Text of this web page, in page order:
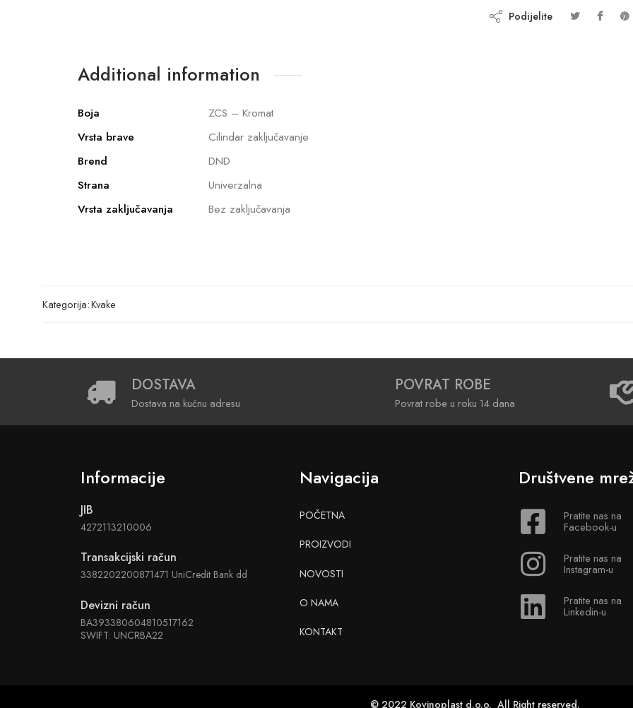
Podijelite
Additional information
Boja
ZCS – Kromat
Vrsta brave
Cilindar zaključavanje
Brend
DND
Strana
Univerzalna
Vrsta zaključavanja
Bez zaključavanja
Kategorija:Kvake
DOSTAVA
Dostava na kućnu adresu
POVRAT ROBE
Povrat robe u roku 14 dana
Informacije
JIB
4272113210006
Transakcijski račun
3382202200871471 UniCredit Bank dd
Devizni račun
BA393380604810517162
SWIFT: UNCRBA22
Navigacija
POČETNA
PROIZVODI
NOVOSTI
O NAMA
KONTAKT
Društvene
Pratite nas na
Facebook-u
Pratite nas na
Instagram-u
Pratite nas na
Linkedin-u
© 2022 Kovinoplast d.o.o. All Right reserved.